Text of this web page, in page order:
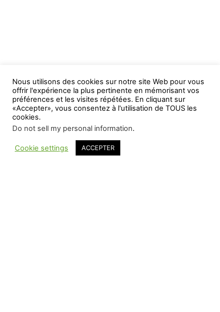
Nous utilisons des cookies sur notre site Web pour vous
offrir l'expérience la plus pertinente en mémorisant vos
préférences et les visites répétées. En cliquant sur
«Accepter», vous consentez à l'utilisation de TOUS les
cookies.
Do not sell my personal information.
Cookie settings ACCEPTER